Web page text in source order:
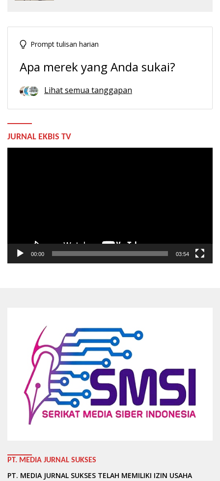
Prompt tulisan harian
Apa merek yang Anda sukai?
Lihat semua tanggapan
JURNAL EKBIS TV
00:00 03:54
PT. MEDIA JURNAL SUKSES
PT. MEDIA JURNAL SUKSES TELAH MEMILIKI IZIN USAHA